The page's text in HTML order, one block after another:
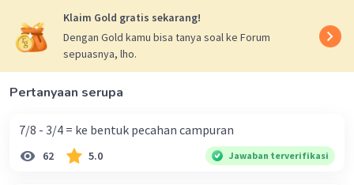
Klaim Gold gratis sekarang!
Dengan Gold kamu bisa tanya soal ke Forum
sepuasnya, lho.
Pertanyaan serupa
7/8 - 3/4 = ke bentuk pecahan campuran
62 5.0 Jawaban terverifikasi